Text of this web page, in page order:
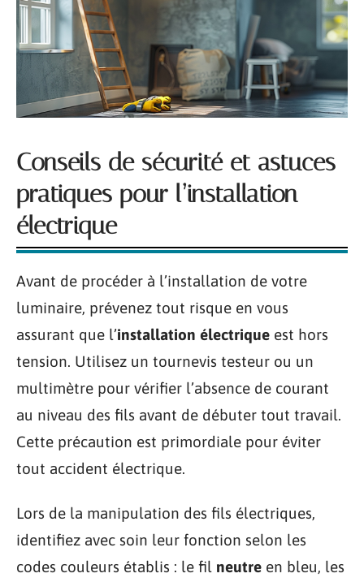
Conseils de sécurité et astuces
pratiques pour l’installation
électrique
Avant de procéder à l’installation de votre
luminaire, prévenez tout risque en vous
assurant que l’installation électrique est hors
tension. Utilisez un tournevis testeur ou un
multimètre pour vérifier l’absence de courant
au niveau des fils avant de débuter tout travail.
Cette précaution est primordiale pour éviter
tout accident électrique.
Lors de la manipulation des fils électriques,
identifiez avec soin leur fonction selon les
codes couleurs établis : le fil neutre en bleu, les